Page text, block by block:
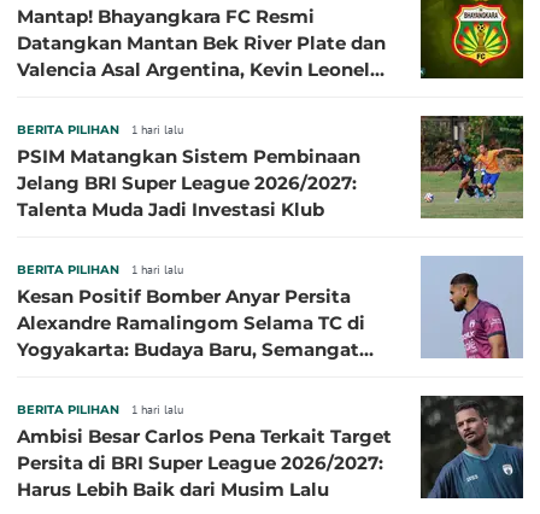
Mantap! Bhayangkara FC Resmi
Datangkan Mantan Bek River Plate dan
Valencia Asal Argentina, Kevin Leonel
BERITA PILIHAN 1 hari lalu
PSIM Matangkan Sistem Pembinaan
Jelang BRI Super League 2026/2027:
Talenta Muda Jadi Investasi Klub
BERITA PILIHAN 1 hari lalu
Kesan Positif Bomber Anyar Persita
Alexandre Ramalingom Selama TC di
Yogyakarta: Budaya Baru, Semangat
BERITA PILIHAN 1 hari lalu
Ambisi Besar Carlos Pena Terkait Target
Persita di BRI Super League 2026/2027:
Harus Lebih Baik dari Musim Lalu